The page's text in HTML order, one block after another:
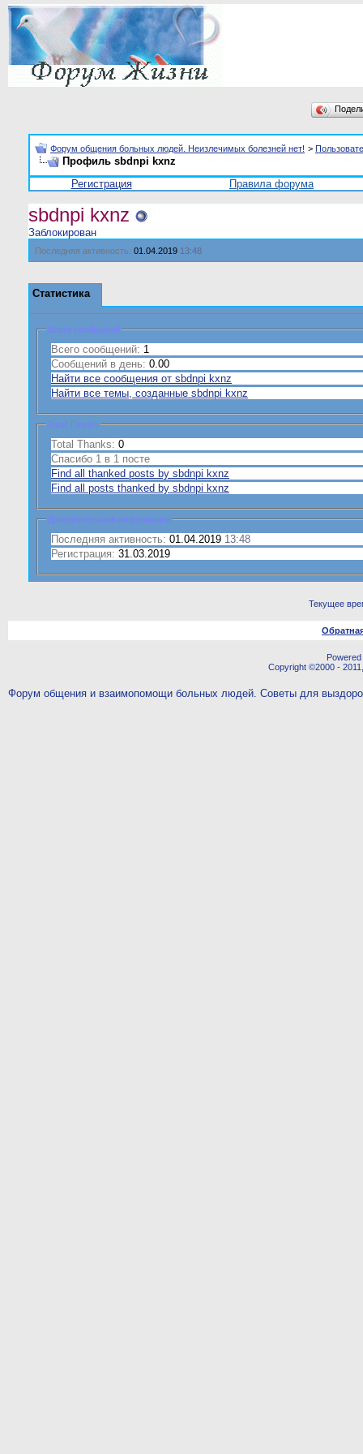
Форум общения больных людей. Неизлечимых болезней нет! >
Профиль sbdnpi kxnz
Регистрация
Правила форума
sbdnpi kxnz
Заблокирован
Последняя активность: 01.04.2019 13:48
Статистика
Всего сообщений
Всего сообщений: 1
Сообщений в день: 0.00
Найти все сообщения от sbdnpi kxnz
Найти все темы, созданные sbdnpi kxnz
Total Thanks
Total Thanks: 0
Спасибо 1 в 1 посте
Find all thanked posts by sbdnpi kxnz
Find all posts thanked by sbdnpi kxnz
Дополнительная информация
Последняя активность: 01.04.2019 13:48
Регистрация: 31.03.2019
Текущее
Copyright ©2000 -
Форум общения и взаимопомощи больных людей. Советы для